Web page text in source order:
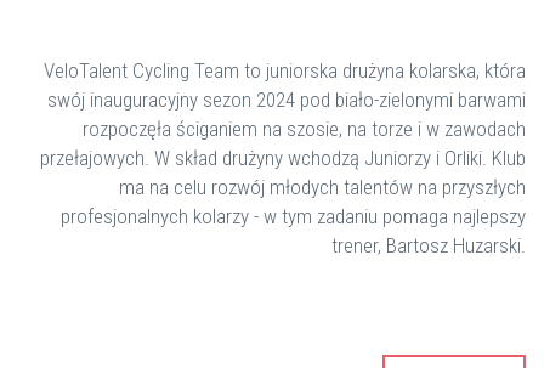
VeloTalent Cycling Team to juniorska drużyna kolarska, która
swój inauguracyjny sezon 2024 pod biało-zielonymi barwami
rozpoczęła ściganiem na szosie, na torze i w zawodach
przełajowych. W skład drużyny wchodzą Juniorzy i Orliki. Klub
ma na celu rozwój młodych talentów na przyszłych
profesjonalnych kolarzy - w tym zadaniu pomaga najlepszy
trener, Bartosz Huzarski.